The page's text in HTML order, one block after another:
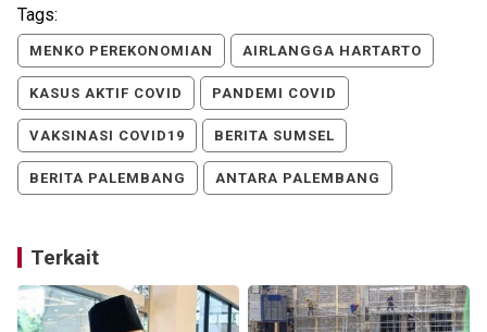
Tags:
MENKO PEREKONOMIAN AIRLANGGA HARTARTO
KASUS AKTIF COVID PANDEMI COVID
VAKSINASI COVID19 BERITA SUMSEL
BERITA PALEMBANG ANTARA PALEMBANG
Terkait